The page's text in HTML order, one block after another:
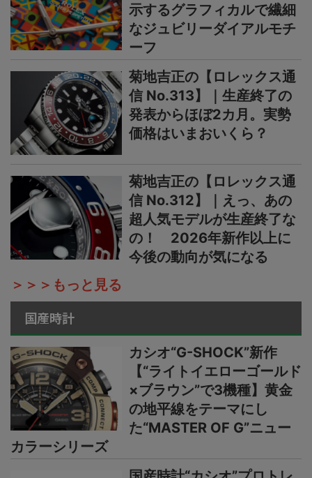
示するグラフィカルで繊細
なジュビリーダイアルモチ
ーフ
菊地吉正の【ロレックス通
信 No.313】｜生産終了の
発表からほぼ2カ月。実勢
価格はいまおいくら？
菊地吉正の【ロレックス通
信 No.312】｜えっ、あの
超人気モデルが生産終了な
の！ 2026年新作以上に
今後の動向が気になる
＞＞＞もっと見る
国産時計
カシオ“G-SHOCK”新作
【“ライトイエローゴールド
×ブラウン”で3機種】黄金
の地平線をテーマにし
た“MASTER OF G”ニュー
カラーシリーズ